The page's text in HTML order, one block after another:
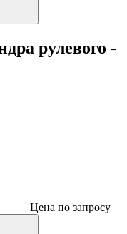
рулевого -
Цена по запросу